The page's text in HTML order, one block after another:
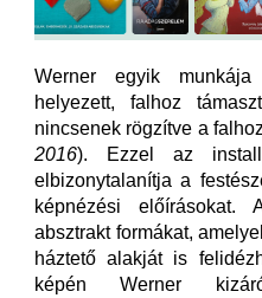
Werner egyik
helyezett, falhoz
nincsenek rögzítve a
2016). Ezzel az
elbizonytalanítja a
képnézési előírásokat.
absztrakt formákat,
háztető alakját is
képén Werner